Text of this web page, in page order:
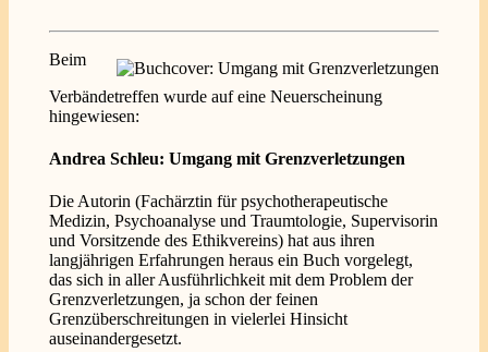
Beim
Verbändetreffen wurde auf eine Neuerscheinung
hingewiesen:
Andrea Schleu: Umgang mit Grenzverletzungen
Die Autorin (Fachärztin für psychotherapeutische
Medizin, Psychoanalyse und Traumtologie, Supervisorin
und Vorsitzende des Ethikvereins) hat aus ihren
langjährigen Erfahrungen heraus ein Buch vorgelegt,
das sich in aller Ausführlichkeit mit dem Problem der
Grenzverletzungen, ja schon der feinen
Grenzüberschreitungen in vielerlei Hinsicht
auseinandergesetzt.